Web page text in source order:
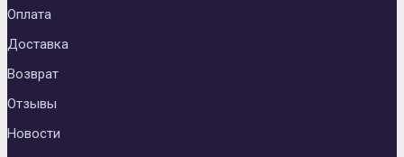
Оплата
Доставка
Возврат
Отзывы
Новости